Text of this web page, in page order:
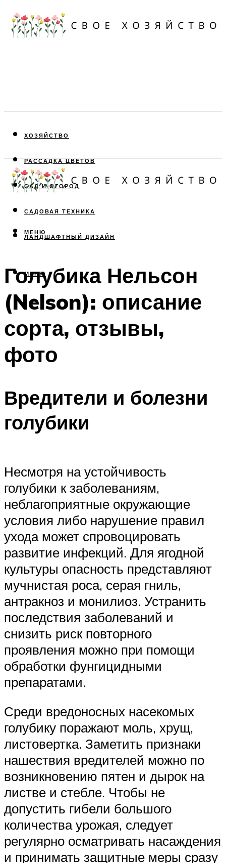
ХОЗЯЙСТВО
РАССАДКА ЦВЕТОВ
САД И ОГОРОД
САДОВАЯ ТЕХНИКА
ЛАНДШАФТНЫЙ ДИЗАЙН
МЕНЮ
МЕНЮ
Голубика Нельсон
(Nelson): описание
сорта, отзывы,
фото
Вредители и болезни
голубики
Несмотря на устойчивость
голубики к заболеваниям,
неблагоприятные окружающие
условия либо нарушение правил
ухода может спровоцировать
развитие инфекций. Для ягодной
культуры опасность представляют
мучнистая роса, серая гниль,
антракноз и монилиоз. Устранить
последствия заболеваний и
снизить риск повторного
проявления можно при помощи
обработки фунгицидными
препаратами.
Среди вредоносных насекомых
голубику поражают моль, хрущ,
листовертка. Заметить признаки
нашествия вредителей можно по
возникновению пятен и дырок на
листве и стебле. Чтобы не
допустить гибели большого
количества урожая, следует
регулярно осматривать насаждения
и принимать защитные меры сразу